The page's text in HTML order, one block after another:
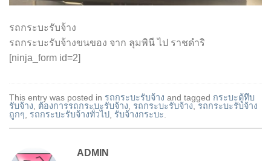
รถกระบะรับจ้าง
รถกระบะรับจ้างขนของ จาก ลุมพินี ไป ราชดำริ
[ninja_form id=2]
This entry was posted in รถกระบะรับจ้าง and tagged กระบะตู้ทึบ
รับจ้าง, ต้องการรถกระบะรับจ้าง, รถกระบะรับจ้าง, รถกระบะรับจ้าง
ถูกๆ, รถกระบะรับจ้างทั่วไป, รับจ้างกระบะ.
ADMIN